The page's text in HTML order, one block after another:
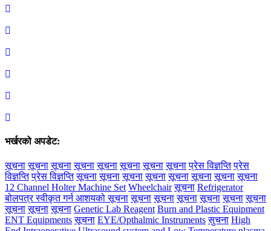
भर्खरको अपडेट:
सूचना सूचना सूचना सूचना सूचना सूचना सूचना सूचना प्रेस विज्ञप्ति प्रेस
विज्ञप्ति प्रेस विज्ञप्ति सूचना सूचना सूचना सूचना सूचना सूचना सूचना सूचना
12 Channel Holter Machine Set Wheelchair सूचना Refrigerator
बोलपत्र स्वीकृत गर्न आशयको सूचना सूचना सूचना सूचना सूचना सूचना सूचना
सूचना सूचना सूचना Genetic Lab Reagent Burn and Plastic Equipment
ENT Equipments सूचना EYE/Opthalmic Instruments सुचना High